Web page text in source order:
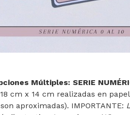
Múltiples: SERIE
cm x 14 cm realizadas en
aproximadas). IMPORTANTE: